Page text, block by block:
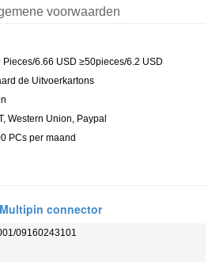
voorwaarden
Pieces/6.66 USD ≥50pieces/6.2 USD
de Uitvoerkartons
Western Union, Paypal
PCs per maand
connector
09160243101